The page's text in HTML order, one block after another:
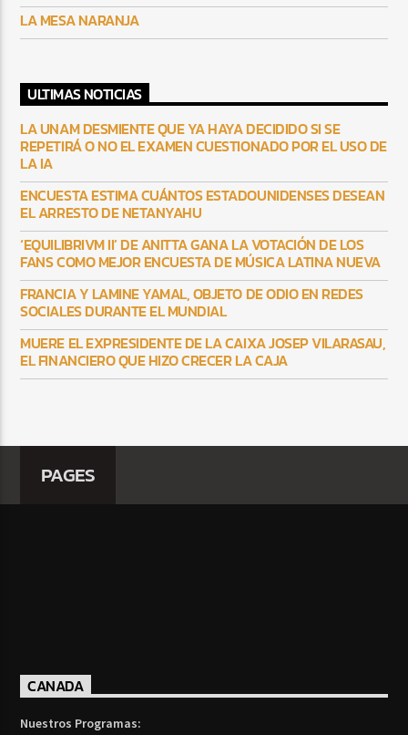
LA MESA NARANJA
ULTIMAS NOTICIAS
LA UNAM DESMIENTE QUE YA HAYA DECIDIDO SI SE
REPETIRÁ O NO EL EXAMEN CUESTIONADO POR EL USO DE
LA IA
ENCUESTA ESTIMA CUÁNTOS ESTADOUNIDENSES DESEAN
EL ARRESTO DE NETANYAHU
‘EQUILIBRIVM II’ DE ANITTA GANA LA VOTACIÓN DE LOS
FANS COMO MEJOR ENCUESTA DE MÚSICA LATINA NUEVA
FRANCIA Y LAMINE YAMAL, OBJETO DE ODIO EN REDES
SOCIALES DURANTE EL MUNDIAL
MUERE EL EXPRESIDENTE DE LA CAIXA JOSEP VILARASAU,
EL FINANCIERO QUE HIZO CRECER LA CAJA
PAGES
CANADA
Nuestros Programas: